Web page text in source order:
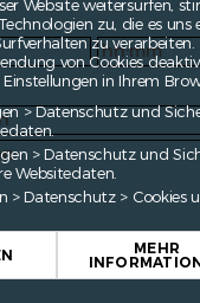
Website weitersurfen,
zu, die es uns
zu verarbeiten.
von Cookies
in Ihrem
> Datenschutz und
> Datenschutz und
Websitedaten.
> Datenschutz > Cookies
MEHR